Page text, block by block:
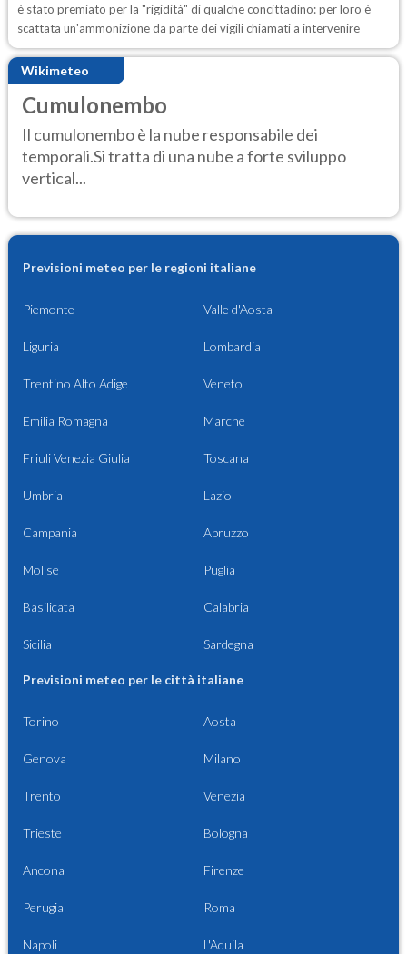
è stato premiato per la "rigidità" di qualche concittadino: per loro è
scattata un'ammonizione da parte dei vigili chiamati a intervenire
Wikimeteo
Cumulonembo
Il cumulonembo è la nube responsabile dei
temporali.Si tratta di una nube a forte sviluppo
vertical...
Previsioni meteo per le regioni italiane
Piemonte Valle d'Aosta
Liguria Lombardia
Trentino Alto Adige Veneto
Emilia Romagna Marche
Friuli Venezia Giulia Toscana
Umbria Lazio
Campania Abruzzo
Molise Puglia
Basilicata Calabria
Sicilia Sardegna
Previsioni meteo per le città italiane
Torino Aosta
Genova Milano
Trento Venezia
Trieste Bologna
Ancona Firenze
Perugia Roma
Napoli L'Aquila